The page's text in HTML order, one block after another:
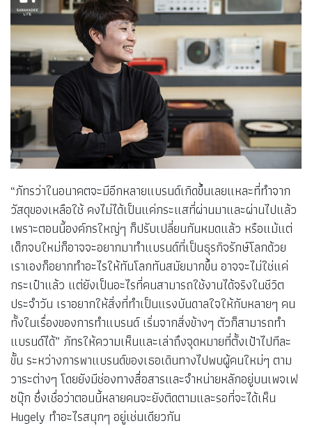
“ภัทรว่าในอนาคตจะมีอีกหลายแบรนด์เกิดขึ้นเลยแหละที่ทำจาก
วัสดุของเหลือใช้ คงไม่ได้เป็นแค่กระแสที่ผ่านมาและผ่านไปแล้ว
เพราะตอนนี้องค์กรใหญ่ๆ ก็ปรับเปลี่ยนกันหมดแล้ว หรือแม้แต่
เด็กจบใหม่ก็อาจจะอยากมาทำแบรนด์ที่เป็นธุรกิจรักษ์โลกด้วย
เราเองก็อยากทำอะไรให้ทันโลกทันสมัยมากขึ้น อาจจะไม่ใช่แค่
กระเป๋าแล้ว แต่ยังเป็นอะไรที่คนสามารถใช้งานได้จริงในชีวิต
ประจำวัน เราอยากให้สิ่งที่ทำเป็นแรงบันดาลใจให้กับหลายๆ คน
ทั้งในเรื่องของการทำแบรนด์ เริ่มจากสิ่งข้างๆ ตัวก็สามารถทำ
แบรนด์ได้” ภัทรให้ความเห็นและเล่าถึงจุดหมายที่ตั้งเป้าไปทีละ
ขั้น ระหว่างการพาแบรนด์ของเธอเดินทางไปพบผู้คนใหม่ๆ ตาม
วาระต่างๆ โดยยังมีช่องทางสื่อสารและจำหน่ายหลักอยู่บนเพจเฟ
ซบุ๊ก ซึ่งเชื่อว่าตอนนี้หลายคนจะยังติดตามและรอที่จะได้เห็น
Hugely ทำอะไรสนุกๆ อยู่เช่นเดียวกัน